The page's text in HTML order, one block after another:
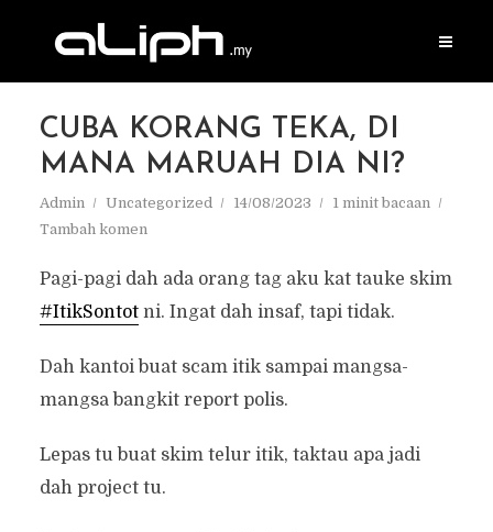
CUBA KORANG TEKA, DI
MANA MARUAH DIA NI?
Admin Uncategorized 14/08/2023
1 minit bacaan
Tambah komen
Pagi-pagi dah ada orang tag aku kat tauke skim
#ItikSontotni. Ingat dah insaf, tapi tidak.
Dah kantoi buat scam itik sampai mangsa-
mangsa bangkit report polis.
Lepas tu buat skim telur itik, taktau apa jadi
dah project tu.